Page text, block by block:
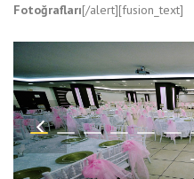
Fotoğrafları[/alert][fusion_text]